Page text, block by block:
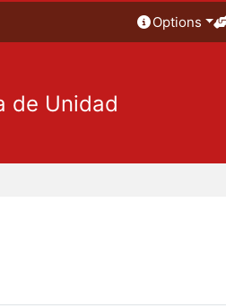
Options
de Unidad